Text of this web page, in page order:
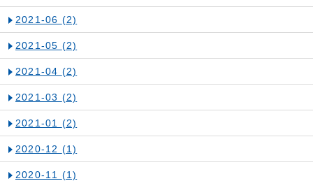
2021-06 (2)
2021-05 (2)
2021-04 (2)
2021-03 (2)
2021-01 (2)
2020-12 (1)
2020-11 (1)